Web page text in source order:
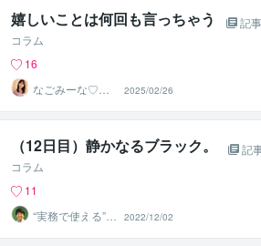
嬉しいことは何回も言っちゃう
記事
コラム
16
なごみーな♡癒
し系心のサポー
ター
2025/02/26
（12日目）静かなるブラック。
記
コラム
11
“実務で使える”改
善パートナー／
かめきち
2022/12/02